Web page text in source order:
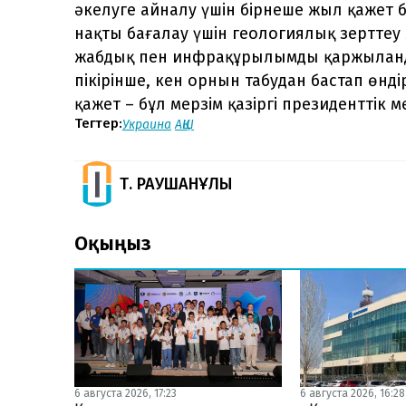
әкелуге айналу үшін бірнеше жыл
нақты бағалау үшін геологиялық зерттеу
жабдық пен инфрақұрылымды
пікірінше, кен орнын табудан бастап
қажет – бұл мерзім қазіргі президенттік
Тегтер:Украина АҚШ
Т. РАУШАНҰЛЫ
Оқыңыз
6 августа 2026, 17:23 6 августа 2026, 16:28